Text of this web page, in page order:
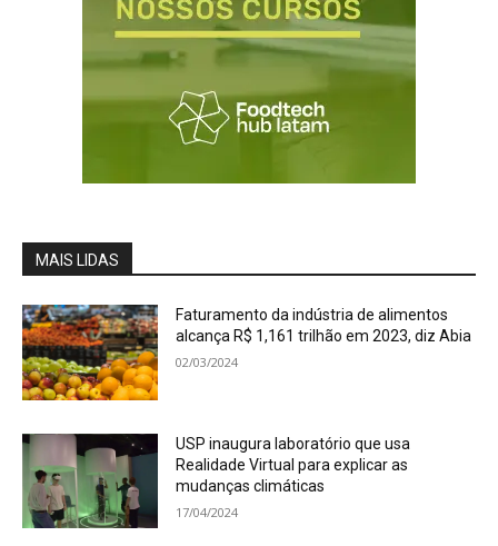
MAIS LIDAS
Faturamento da indústria de alimentos
alcança R$ 1,161 trilhão em 2023, diz Abia
02/03/2024
USP inaugura laboratório que usa
Realidade Virtual para explicar as
mudanças climáticas
17/04/2024